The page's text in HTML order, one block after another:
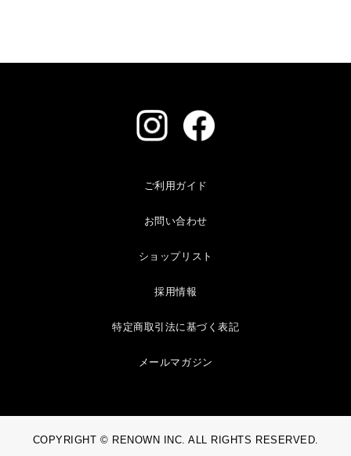
ご利用ガイド
お問い合わせ
ショップリスト
採用情報
特定商取引法に基づく表記
メールマガジン
COPYRIGHT © RENOWN INC. ALL RIGHTS RESERVED.